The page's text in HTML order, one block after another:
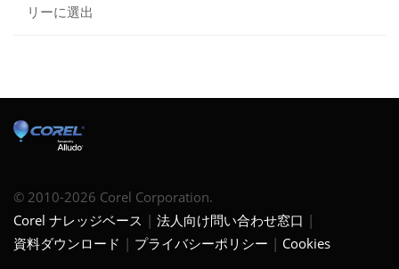
リーに選出
© 2010-2026 Corel Corporation.
Corel ナレッジベース
法人向け問い合わせ窓口
資料ダウンロード
プライバシーポリシー Cookies